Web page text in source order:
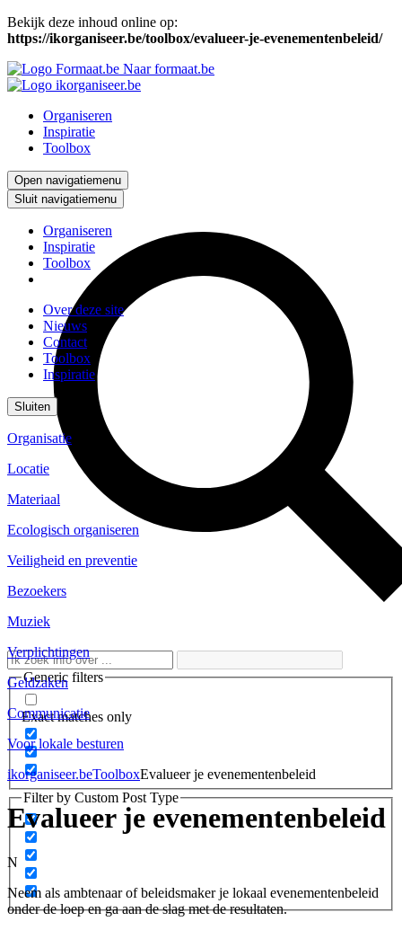
Bekijk deze inhoud online op:
https://ikorganiseer.be/toolbox/evalueer-je-evenementenbeleid/
Naar formaat.be
Organiseren
Inspiratie
Toolbox
Zoeken
Generic filters
Exact matches only
Filter by Custom Post Type
Open navigatiemenu
Sluit navigatiemenu
Organiseren
Inspiratie
Toolbox
Over deze site
Nieuws
Contact
Toolbox
Inspiratie
Sluiten
Organisatie
Locatie
Materiaal
Ecologisch organiseren
Veiligheid en preventie
Bezoekers
Muziek
Verplichtingen
Geldzaken
Communicatie
Voor lokale besturen
ikorganiseer.beToolboxEvalueer je evenementenbeleid
Evalueer je evenementenbeleid
N
Neem als ambtenaar of beleidsmaker je lokaal evenementenbeleid
onder de loep en ga aan de slag met de resultaten.